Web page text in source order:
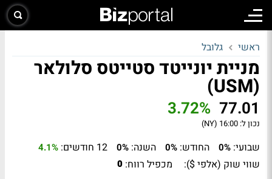
ראשי גלובל
מניית יונייטד סטייטס סלולאר
(USM)
77.01
3.72%
נכון ל: 16:00 (NY)
שבועי: 0% החודש: 0% השנה: 0% 12 חודשים: 4.1%
שווי שוק (אלפי $): מכפיל רווח: 0